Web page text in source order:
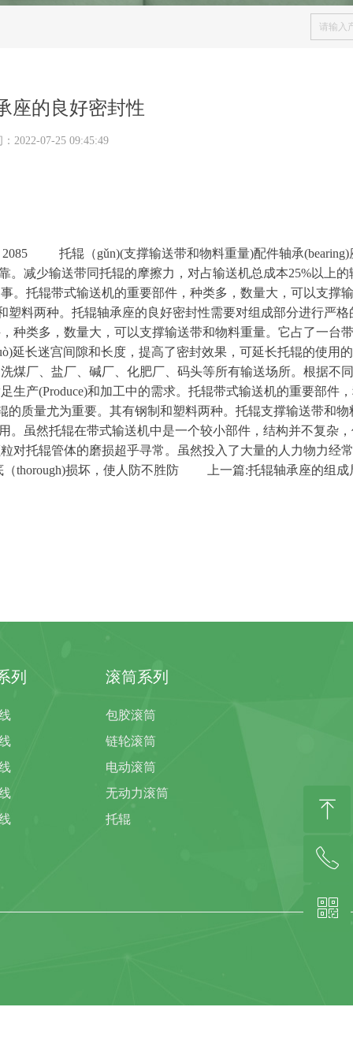
座的良好密封性
2085 托辊 （gǔn)(支撑输送带和物料重量)配件轴承(bearing)
。减少输送带同托辊的摩擦力，对占输送机总成本25%以上
托辊带式输送机的重要部件，种类多，数量大，可以支撑
料两种。托辊轴承座的良好密封性需要对组成部分进行严
种类多，数量大，可以支撑输送带和物料重量。它占了一台
)延长迷宫间隙和长度，提高了密封效果，可延长托辊的使用
厂、盐厂、碱厂、化肥厂、码头等所有输送场所。根据不
生产(Produce)和加工中的需求。托辊带式输送机的重要部件
的质量尤为重要。其有钢制和塑料两种。托辊支撑输送带和
。虽然托辊在带式输送机中是一个较小部件，结构并不复杂
对托辊管体的磨损超乎寻常。虽然投入了大量的人力物力经
（thorough)损坏，使人防不胜防 上一篇:托辊轴承座的组成
2022-07-25 09:45:49
列 滚筒系列
包胶滚筒
链轮滚筒
电动滚筒
无动力滚筒
托辊
ꁸ
回到顶部
ꂅ
139-2994-4066(林总)微信同号
ꀥ